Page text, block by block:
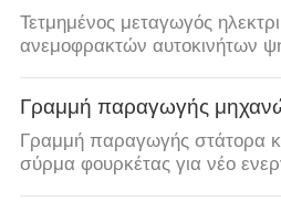
Τετμημένος μεταγωγός
ανεμοφρακτών αυτοκινήτων
Γραμμή παραγωγής
Γραμμή παραγωγής στάτορα
σύρμα φουρκέτας για νέο